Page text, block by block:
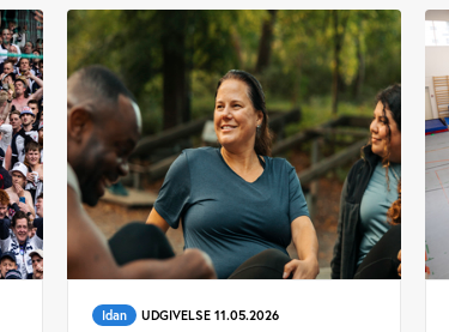
Idan UDGIVELSE 11.05.2026